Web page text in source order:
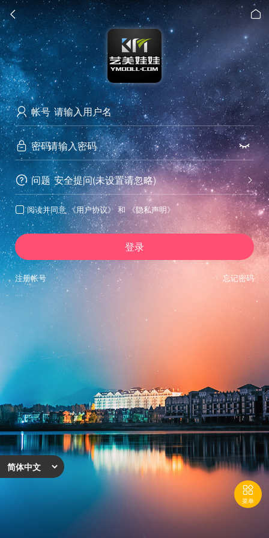
 
 帐号
 密码 
 问题 
安全提问(未设置请忽略)
 阅读并同意 《用户协议》 和 《隐私声明》
登录
忘记密码
注册帐号

菜单